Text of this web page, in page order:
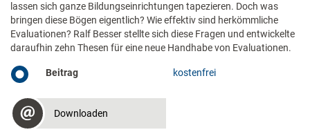
lassen sich ganze Bildungseinrichtungen tapezieren. Doch was
bringen diese Bögen eigentlich? Wie effektiv sind herkömmliche
Evaluationen? Ralf Besser stellte sich diese Fragen und entwickelte
daraufhin zehn Thesen für eine neue Handhabe von Evaluationen.
Beitrag kostenfrei
Downloaden